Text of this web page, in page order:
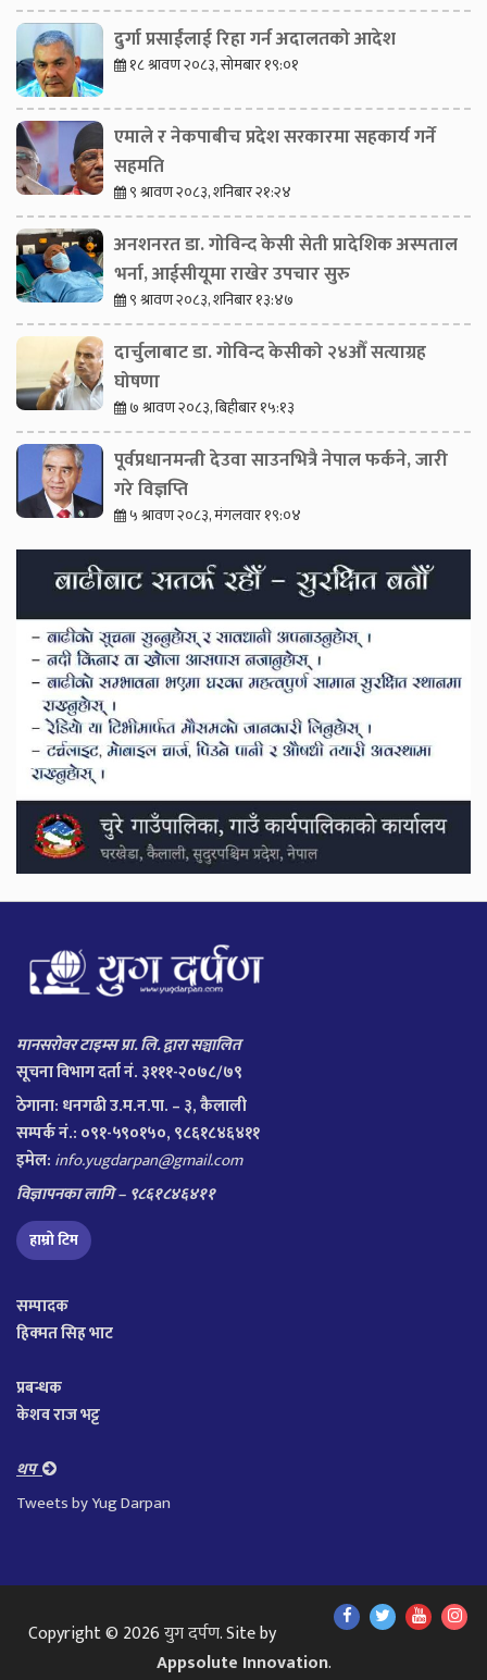
दुर्गा प्रसाईंलाई रिहा गर्न अदालतको आदेश
१८ श्रावण २०८३, सोमबार १९:०१
एमाले र नेकपाबीच प्रदेश सरकारमा सहकार्य गर्ने
सहमति
९ श्रावण २०८३, शनिबार २१:२४
अनशनरत डा. गोविन्द केसी सेती प्रादेशिक अस्पताल
भर्ना, आईसीयूमा राखेर उपचार सुरु
९ श्रावण २०८३, शनिबार १३:४७
दार्चुलाबाट डा. गोविन्द केसीको २४औँ सत्याग्रह
घोषणा
७ श्रावण २०८३, बिहीबार १५:१३
पूर्वप्रधानमन्त्री देउवा साउनभित्रै नेपाल फर्कने, जारी
गरे विज्ञप्ति
५ श्रावण २०८३, मंगलवार १९:०४
मानसरोवर टाइम्स प्रा. लि. द्वारा सञ्चालित
सूचना विभाग दर्ता नं. ३१११-२०७८/७९
ठेगाना: धनगढी उ.म.न.पा. – ३, कैलाली
सम्पर्क नं.: ०९१-५९०१५०, ९८६१८४६४११
इमेल: info.yugdarpan@gmail.com
विज्ञापनका लागि – ९८६१८४६४११
हाम्रो टिम
सम्पादक
हिक्मत सिह भाट
प्रबन्धक
केशव राज भट्ट
थप
Tweets by Yug Darpan
Find Find Find
Copyright © 2026युग दर्पण. Site by
Appsolute Innovation.